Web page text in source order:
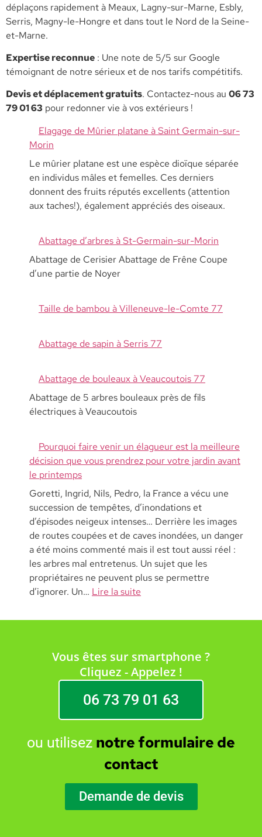
déplaçons rapidement à Meaux, Lagny-sur-Marne, Esbly,
Serris, Magny-le-Hongre et dans tout le Nord de la Seine-
et-Marne.
​Expertise reconnue : Une note de 5/5 sur Google
témoignant de notre sérieux et de nos tarifs compétitifs.
​Devis et déplacement gratuits. Contactez-nous au 06 73
79 01 63 pour redonner vie à vos extérieurs !
Elagage de Mûrier platane à Saint Germain-sur-
Morin
Le mûrier platane est une espèce dioïque séparée
en individus mâles et femelles. Ces derniers
donnent des fruits réputés excellents (attention
aux taches!), également appréciés des oiseaux.
Abattage d’arbres à St-Germain-sur-Morin
Abattage de Cerisier Abattage de Frêne Coupe
d’une partie de Noyer
Taille de bambou à Villeneuve-le-Comte 77
Abattage de sapin à Serris 77
Abattage de bouleaux à Veaucoutois 77
Abattage de 5 arbres bouleaux près de fils
électriques à Veaucoutois
Pourquoi faire venir un élagueur est la meilleure
décision que vous prendrez pour votre jardin avant
le printemps
Goretti, Ingrid, Nils, Pedro, la France a vécu une
succession de tempêtes, d’inondations et
d’épisodes neigeux intenses… Derrière les images
de routes coupées et de caves inondées, un danger
a été moins commenté mais il est tout aussi réel :
les arbres mal entretenus. Un sujet que les
propriétaires ne peuvent plus se permettre
d’ignorer. Un… Lire la suite
Vous êtes sur smartphone ?
Cliquez - Appelez !
06 73 79 01 63
ou utilisez notre formulaire de
contact
Demande de devis